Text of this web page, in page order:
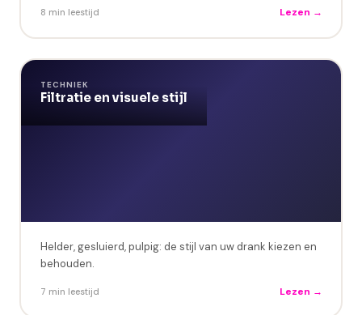
8 min leestijd Lezen →
TECHNIEK
Filtratie en visuele stijl
Helder, gesluierd, pulpig: de stijl van uw drank kiezen en
behouden.
7 min leestijd Lezen →